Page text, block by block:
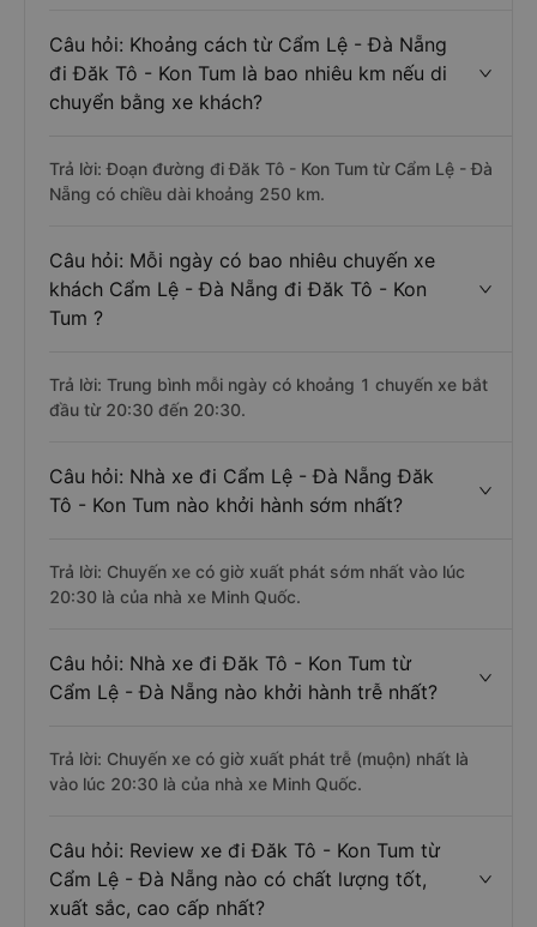
Câu hỏi: Khoảng cách từ Cẩm Lệ - Đà Nẵng
đi Đăk Tô - Kon Tum là bao nhiêu km nếu di
chuyển bằng xe khách?
Trả lời: Đoạn đường đi Đăk Tô - Kon Tum từ Cẩm Lệ - Đà
Nẵng có chiều dài khoảng 250 km.
Câu hỏi: Mỗi ngày có bao nhiêu chuyến xe
khách Cẩm Lệ - Đà Nẵng đi Đăk Tô - Kon
Tum ?
Trả lời: Trung bình mỗi ngày có khoảng 1 chuyến xe bắt
đầu từ 20:30 đến 20:30.
Câu hỏi: Nhà xe đi Cẩm Lệ - Đà Nẵng Đăk
Tô - Kon Tum nào khởi hành sớm nhất?
Trả lời: Chuyến xe có giờ xuất phát sớm nhất vào lúc
20:30 là của nhà xe Minh Quốc.
Câu hỏi: Nhà xe đi Đăk Tô - Kon Tum từ
Cẩm Lệ - Đà Nẵng nào khởi hành trễ nhất?
Trả lời: Chuyến xe có giờ xuất phát trễ (muộn) nhất là
vào lúc 20:30 là của nhà xe Minh Quốc.
Câu hỏi: Review xe đi Đăk Tô - Kon Tum từ
Cẩm Lệ - Đà Nẵng nào có chất lượng tốt,
xuất sắc, cao cấp nhất?